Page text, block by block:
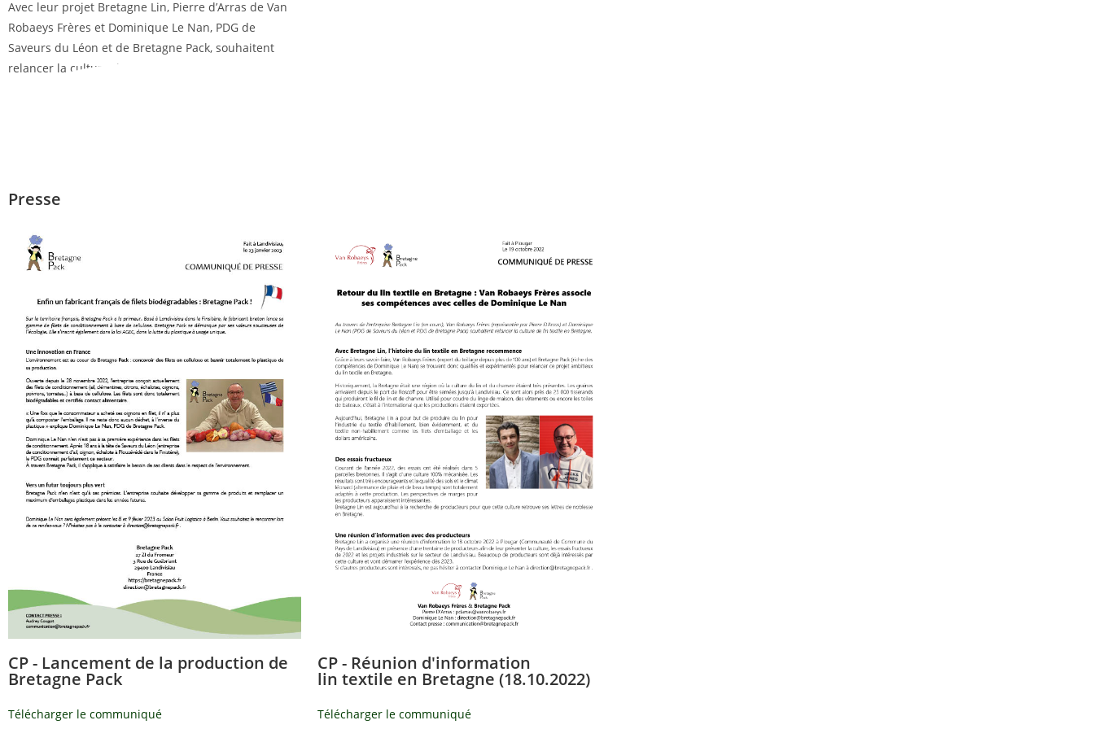
Avec leur projet Bretagne Lin, Pierre d’Arras de Van
Robaeys Frères et Dominique Le Nan, PDG de
Saveurs du Léon et de Bretagne Pack, souhaitent
relancer la culture de lin textile en Bretagne.
Presse
CP - Lancement de la production de
Bretagne Pack
Télécharger le communiqué
CP - Réunion d'information
lin textile en Bretagne (18.10.2022)
Télécharger le communiqué